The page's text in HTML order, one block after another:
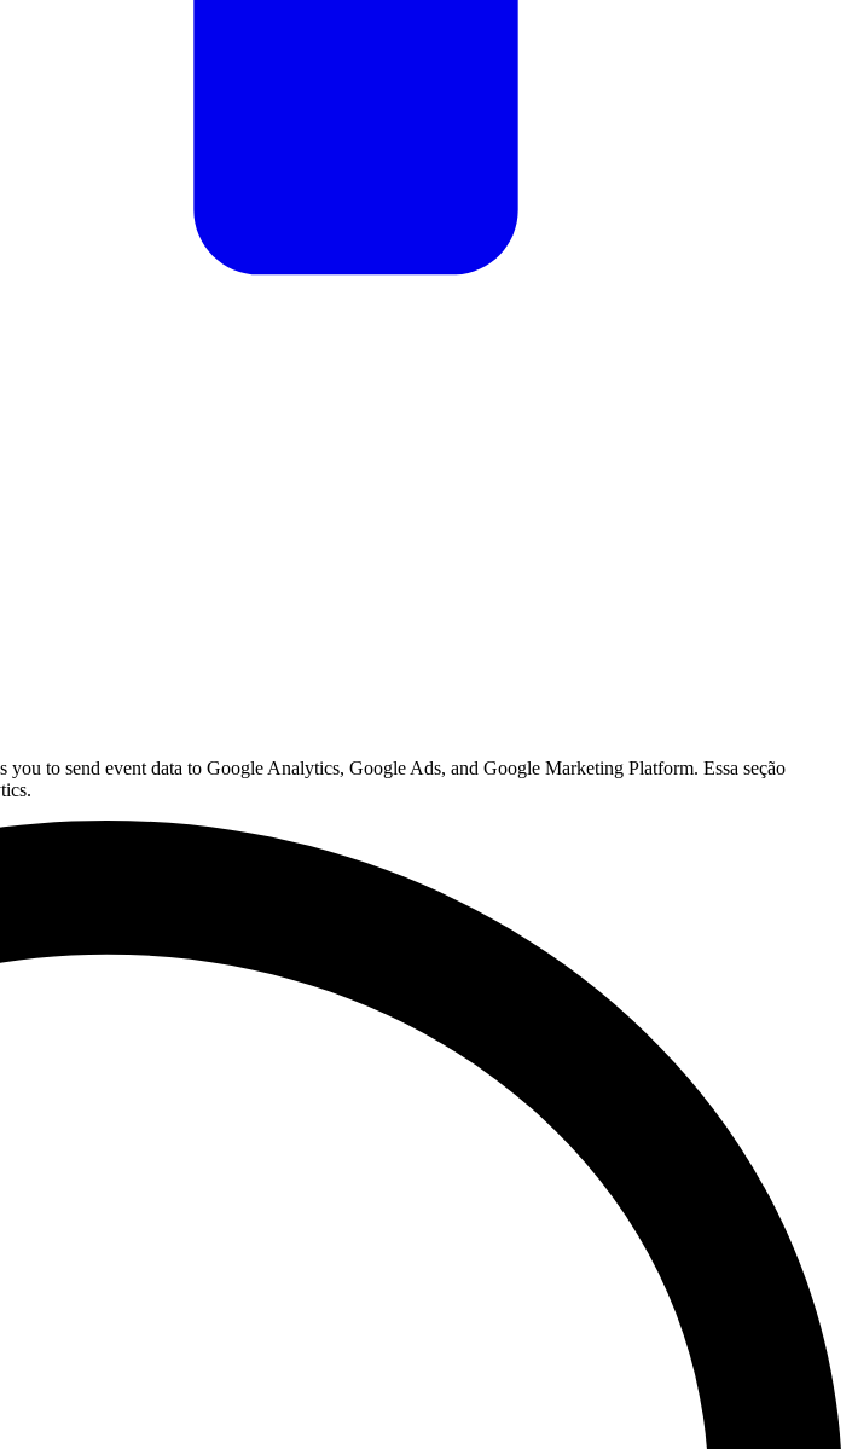
to send event data to Google Analytics, Google Ads, and Google Marketing Platform. Essa seção